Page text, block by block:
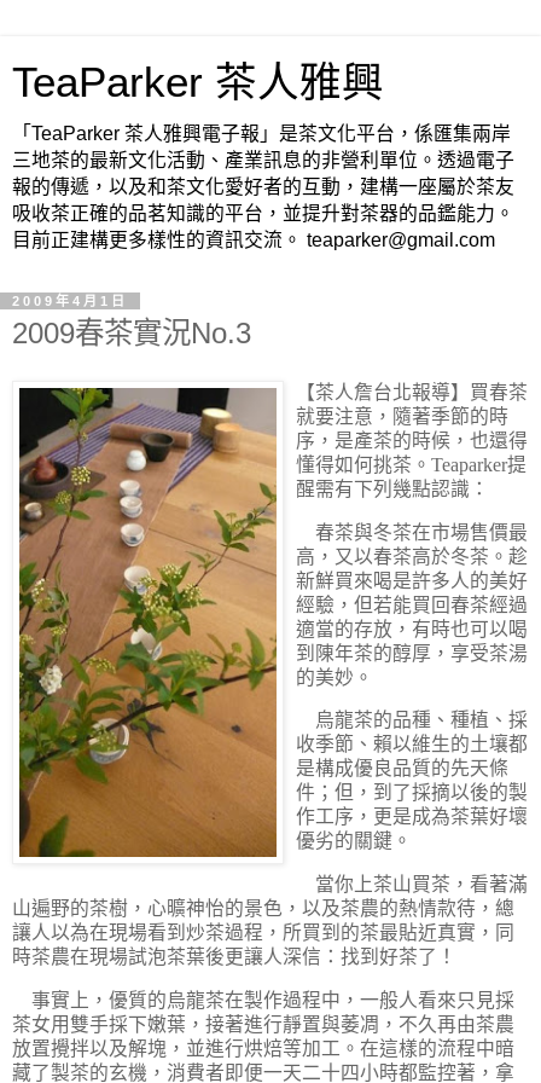
TeaParker 茶人雅興
「TeaParker 茶人雅興電子報」是茶文化平台，係匯集兩岸
三地茶的最新文化活動、產業訊息的非營利單位。透過電子
報的傳遞，以及和茶文化愛好者的互動，建構一座屬於茶友
吸收茶正確的品茗知識的平台，並提升對茶器的品鑑能力。
目前正建構更多樣性的資訊交流。 teaparker@gmail.com
2009年4月1日
2009春茶實況No.3
【茶人詹台北報導】 買春茶
就要注意，隨著季節的時
序，是產茶的時候，也還得
懂得如何挑茶。Teaparker提
醒需有下列幾點認識：
春茶與冬茶在市場售價最
高，又以春茶高於冬茶。趁
新鮮買來喝是許多人的美好
經驗，但若能買回春茶經過
適當的存放，有時也可以喝
到陳年茶的醇厚，享受茶湯
的美妙。
烏龍茶的品種、種植、採
收季節、賴以維生的土壤都
是構成優良品質的先天條
件；但，到了採摘以後的製
作工序，更是成為茶葉好壞
優劣的關鍵。
當你上茶山買茶，看著滿
山遍野的茶樹，心曠神怡的景色，以及茶農的熱情款待，總
讓人以為在現場看到炒茶過程，所買到的茶最貼近真實，同
時茶農在現場試泡茶葉後更讓人深信：找到好茶了！
事實上，優質的烏龍茶在製作過程中，一般人看來只見採
茶女用雙手採下嫩葉，接著進行靜置與萎凋，不久再由茶農
放置攪拌以及解塊，並進行烘焙等加工。在這樣的流程中暗
藏了製茶的玄機，消費者即便一天二十四小時都監控著，拿